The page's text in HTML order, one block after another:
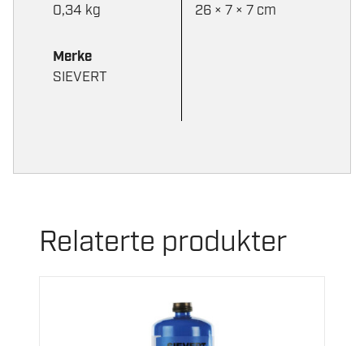
0,34 kg
26 × 7 × 7 cm
Merke
SIEVERT
Relaterte produkter